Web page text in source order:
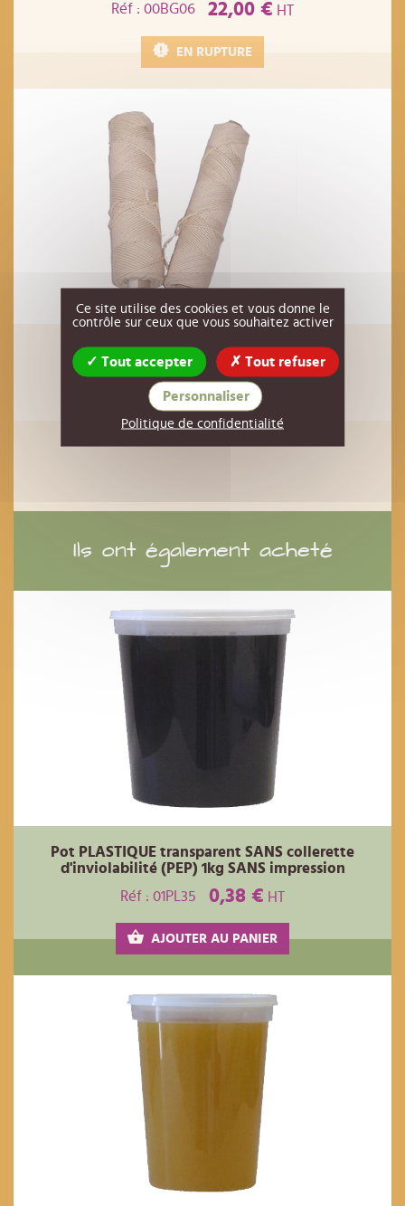
Réf : 00BG06 22,00 € HT
EN RUPTURE
mèche à bougie n° 7 rouleau 100 mètres
Réf : 00BG02
21,50 €HT
EN RUPTURE
Ils ont également acheté
Pot PLASTIQUE transparent SANS collerette
d'inviolabilité (PEP) 1kg SANS impression
Réf : 01PL35
0,38 € HT
AJOUTER AU PANIER
Ce site utilise des cookies et vous donne le
contrôle sur ceux que vous souhaitez activer
Tout accepter Tout refuser
Personnaliser
Politique de confidentialité